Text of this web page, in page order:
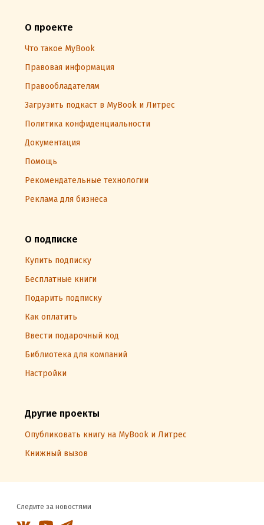
О проекте
Что такое MyBook
Правовая информация
Правообладателям
Загрузить подкаст в MyBook и Литрес
Политика конфиденциальности
Документация
Помощь
Рекомендательные технологии
Реклама для бизнеса
О подписке
Купить подписку
Бесплатные книги
Подарить подписку
Как оплатить
Ввести подарочный код
Библиотека для компаний
Настройки
Другие проекты
Опубликовать книгу на MyBook и Литрес
Книжный вызов
Следите за новостями